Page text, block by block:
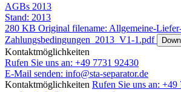
AGBs 2013
Stand: 2013
280 KB Original filename: Allgemeine-
Zahlungsbedingungen_2013_V1-1.pdf
Kontaktmöglichkeiten
Rufen Sie uns an: +49 7731 92430
E-Mail senden: info@sta-separator.de
Kontaktmöglichkeiten Rufen Sie uns an: +49